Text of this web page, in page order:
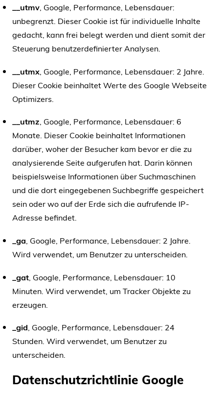
__utmv, Google, Performance, Lebensdauer:
unbegrenzt. Dieser Cookie ist für individuelle Inhalte
gedacht, kann frei belegt werden und dient somit der
Steuerung benutzerdefinierter Analysen.
__utmx, Google, Performance, Lebensdauer: 2 Jahre.
Dieser Cookie beinhaltet Werte des Google Webseite
Optimizers.
__utmz , Google, Performance, Lebensdauer: 6
Monate. Dieser Cookie beinhaltet Informationen
darüber, woher der Besucher kam bevor er die zu
analysierende Seite aufgerufen hat. Darin können
beispielsweise Informationen über Suchmaschinen
und die dort eingegebenen Suchbegriffe gespeichert
sein oder wo auf der Erde sich die aufrufende IP-
Adresse befindet.
_ga , Google, Performance, Lebensdauer: 2 Jahre.
Wird verwendet, um Benutzer zu unterscheiden.
_gat, Google, Performance, Lebensdauer: 10
Minuten. Wird verwendet, um Tracker Objekte zu
erzeugen.
_gid , Google, Performance, Lebensdauer: 24
Stunden. Wird verwendet, um Benutzer zu
unterscheiden.
Datenschutzrichtlinie Google